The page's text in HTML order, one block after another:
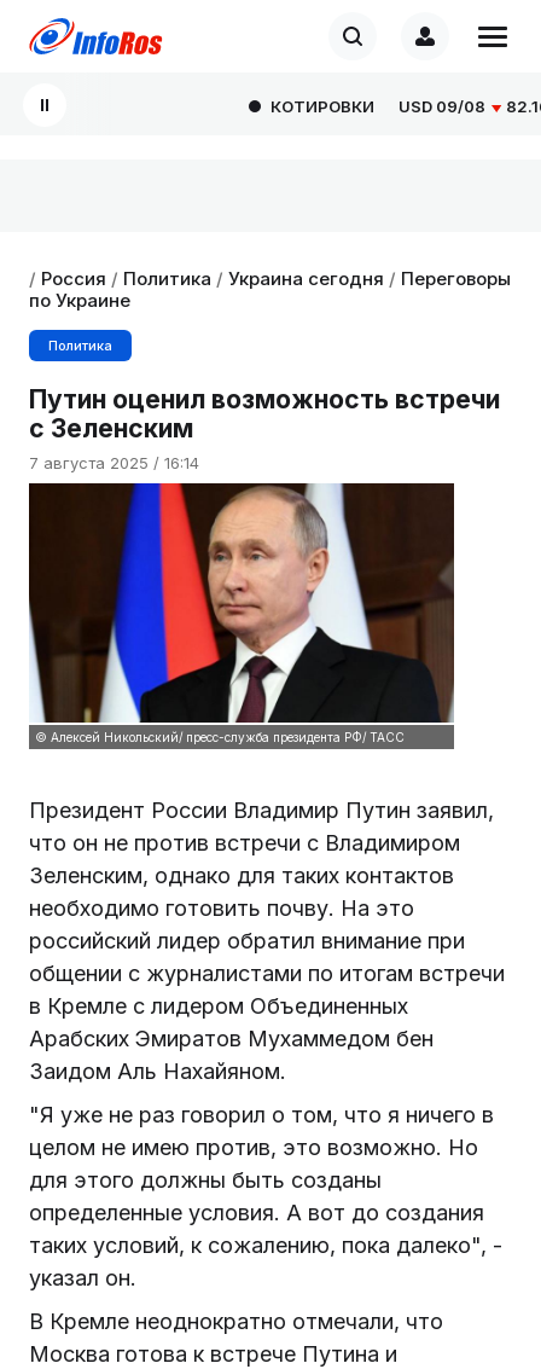
КОТИРОВКИ USD09/08 82.1665
/ Россия / Политика / Украина сегодня / Переговоры
по Украине
Политика
Путин оценил возможность встречи
с Зеленским
7 августа 2025 / 16:14
© Алексей Никольский/ пресс-служба президента РФ/ ТАСС
Президент России Владимир Путин заявил,
что он не против встречи с Владимиром
Зеленским, однако для таких контактов
необходимо готовить почву. На это
российский лидер обратил внимание при
общении с журналистами по итогам встречи
в Кремле с лидером Объединенных
Арабских Эмиратов Мухаммедом бен
Заидом Аль Нахайяном.
"Я уже не раз говорил о том, что я ничего в
целом не имею против, это возможно. Но
для этого должны быть созданы
определенные условия. А вот до создания
таких условий, к сожалению, пока далеко", -
указал он.
В Кремле неоднократно отмечали, что
Москва готова к встрече Путина и